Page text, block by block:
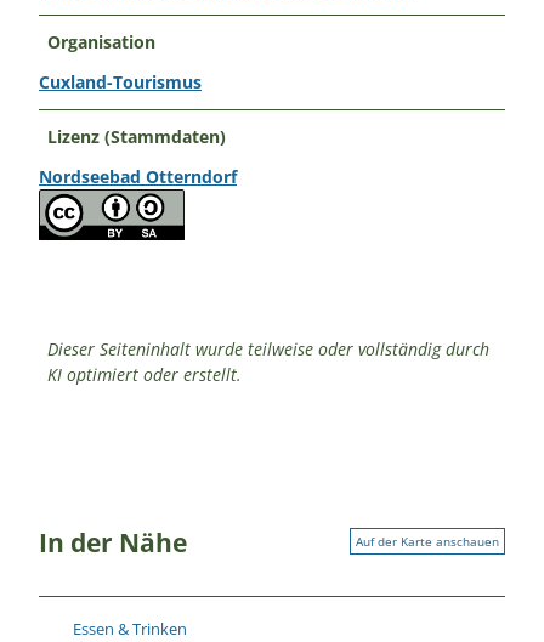
Organisation
Cuxland-Tourismus
Lizenz (Stammdaten)
Nordseebad Otterndorf
Dieser Seiteninhalt wurde teilweise oder vollständig durch
KI optimiert oder erstellt.
In der Nähe Auf der Karte anschauen
Essen & Trinken